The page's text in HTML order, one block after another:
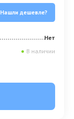
Нашли дешевле?
Нет
● В наличии